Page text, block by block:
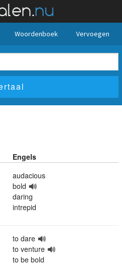
Woordenboek Vervoegen
Engels
audacious
bold
daring
intrepid
to dare
to venture
to be bold